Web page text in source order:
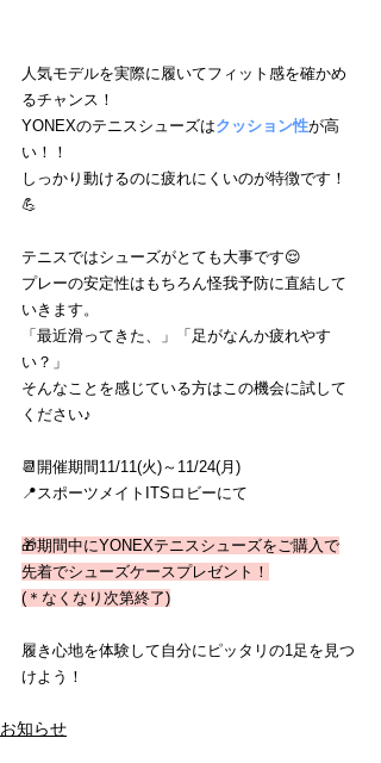
人気モデルを実際に履いてフィット感を確かめ
るチャンス！
YONEXのテニスシューズはクッション性が高
い！！
しっかり動けるのに疲れにくいのが特徴です！
💪
テニスではシューズがとても大事です😌
プレーの安定性はもちろん怪我予防に直結して
いきます。
「最近滑ってきた、」「足がなんか疲れやす
い？」
そんなことを感じている方はこの機会に試して
ください♪
📆開催期間11/11(火)～11/24(月)
📍スポーツメイトITSロビーにて
🎁期間中にYONEXテニスシューズをご購入で
先着でシューズケースプレゼント！
(＊なくなり次第終了)
履き心地を体験して自分にピッタリの1足を見つ
けよう！
お知らせ